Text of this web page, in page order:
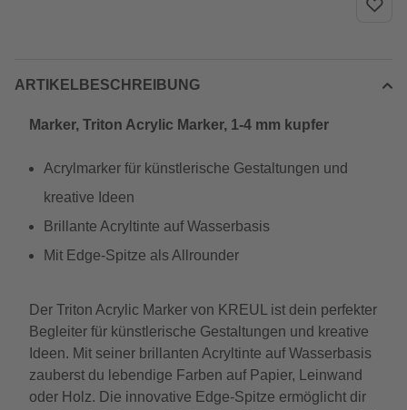
ARTIKELBESCHREIBUNG
Marker, Triton Acrylic Marker, 1-4 mm kupfer
Acrylmarker für künstlerische Gestaltungen und
kreative Ideen
Brillante Acryltinte auf Wasserbasis
Mit Edge-Spitze als Allrounder
Der Triton Acrylic Marker von KREUL ist dein perfekter
Begleiter für künstlerische Gestaltungen und kreative
Ideen. Mit seiner brillanten Acryltinte auf Wasserbasis
zauberst du lebendige Farben auf Papier, Leinwand
oder Holz. Die innovative Edge-Spitze ermöglicht dir